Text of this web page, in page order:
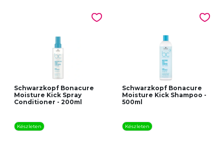
Schwarzkopf Bonacure
Moisture Kick Spray
Conditioner - 200ml
Készleten
Schwarzkopf Bonacure
Moisture Kick Shampoo -
500ml
Készleten